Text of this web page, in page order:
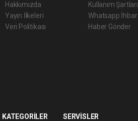
Hakkımızda
Yayın İlkeleri
Veri Politikası
Kullanım Şartları
Whatsapp İhbar
Haber Gönder
KATEGORİLER SERVİSLER